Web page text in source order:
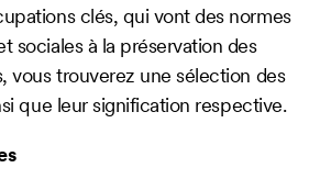
clés, qui vont des normes
sociales à la préservation des
vous trouverez une sélection des
que leur signification respective.